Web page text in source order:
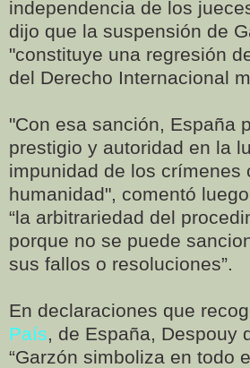
independencia de los
dijo que la suspensión de
"constituye una regresión
del Derecho Internacional
"Con esa sanción, España
prestigio y autoridad en la
impunidad de los crímenes
humanidad", comentó
“la arbitrariedad del
porque no se puede
sus fallos o resoluciones”.
En declaraciones que
País, de España, Despouy
“Garzón simboliza en todo